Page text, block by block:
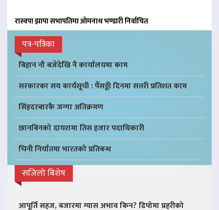
रास्वपा झापा सभापतिमा ओमनाथ भण्डारी निर्वाचित
पत्र-पत्रिका
बिहान नौ बजेदेखि नै कार्यालयमा काम
सरकारका सय कार्यसूची : पैँसठ्ठी दिनमा सत्तरी प्रतिशत काम
सिंहदरबारकै जग्गा अतिक्रमण
छानबिनको दायरामा तिस हजार पदाधिकारी
चिनी निर्यातमा भारतको प्रतिबन्ध
सजिलो बिशेष
आपूर्ति सहज, बजारमा ग्यास अभाव किन? डिपोमा प्रहरीको